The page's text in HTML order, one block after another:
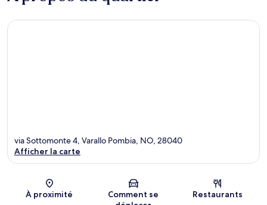
Carte
via Sottomonte 4, Varallo Pombia, NO, 28040
Afficher la carte
À proximité
Comment se
Restaurants